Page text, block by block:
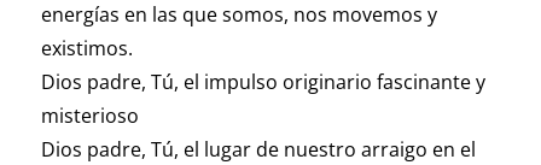
energías en las que somos, nos movemos y
existimos.
Dios padre, Tú, el impulso originario fascinante y
misterioso
Dios padre, Tú, el lugar de nuestro arraigo en el